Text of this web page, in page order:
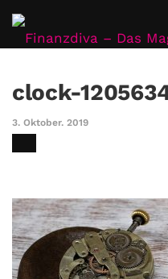
clock-
3. Oktober. 2019